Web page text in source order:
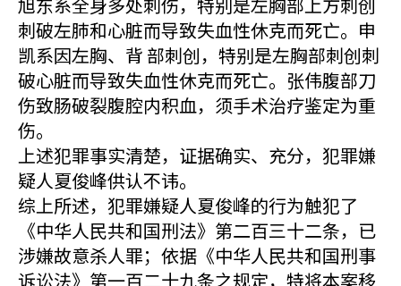
刺破左肺和心脏而导致失血性休克而死亡。申
凯系因左胸、背 部刺创，特别是左胸部刺创刺
破心脏而导致失血性休克而死亡。张伟腹部刀
伤致肠破裂腹腔内积血，须手术治疗鉴定为重
伤。
上述犯罪事实清楚，证据确实、充分，犯罪嫌
疑人夏俊峰供认不讳。
综上所述，犯罪嫌疑人夏俊峰的行为触犯了
《中华人民共和国刑法》第二百三十二条，已
涉嫌故意杀人罪；依据《中华人民共和国刑事
诉讼法》第一百二十九条之规定，特将本案移